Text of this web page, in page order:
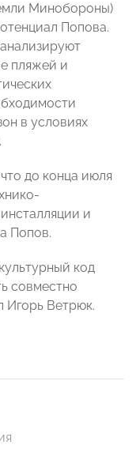
Минобороны)
Попова.
пляжей и
в условиях
до конца июля
и
Попов.
код
совместно
Игорь Ветрюк.